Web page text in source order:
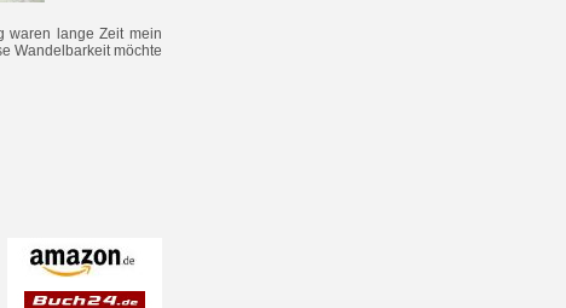
waren lange Zeit mein
Wandelbarkeit möchte